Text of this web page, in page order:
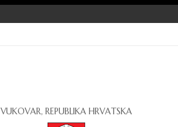
VUKOVAR, REPUBLIKA HRVATSKA